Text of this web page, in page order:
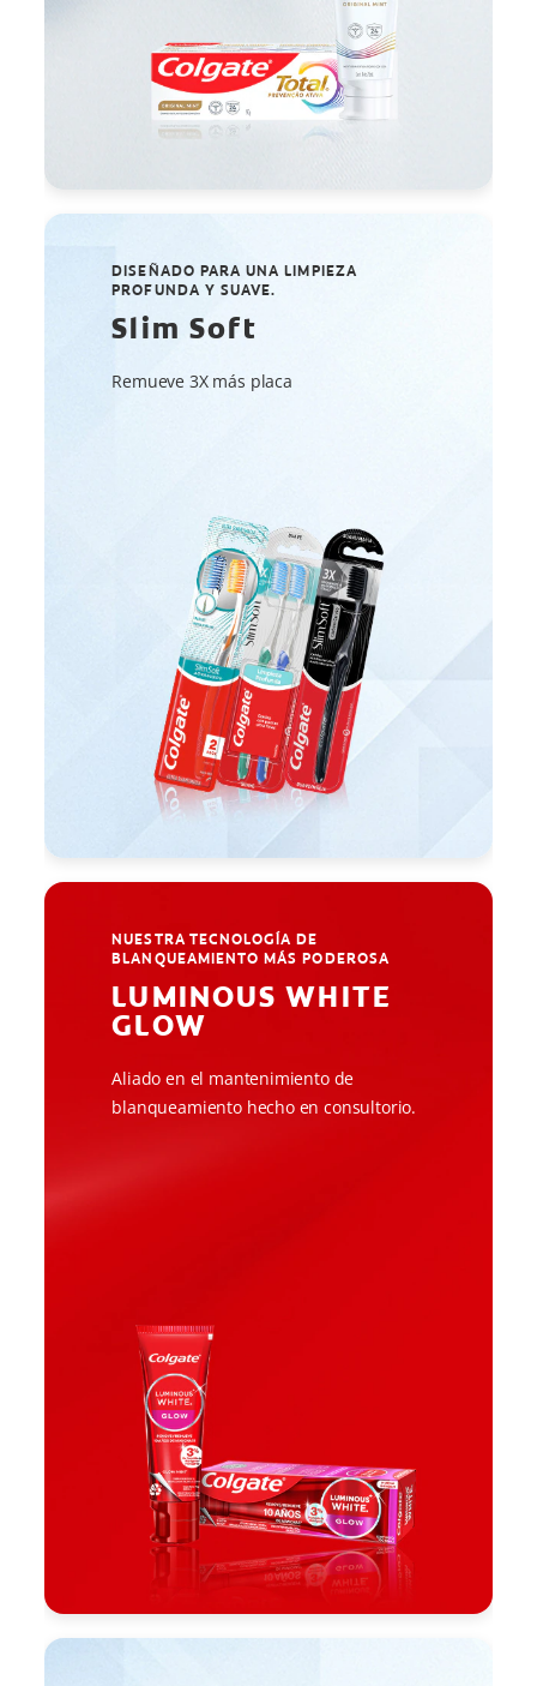
DISEÑADO PARA UNA LIMPIEZA
PROFUNDA Y SUAVE.
Slim Soft
Remueve 3X más placa
NUESTRA TECNOLOGÍA DE
BLANQUEAMIENTO MÁS PODEROSA
LUMINOUS WHITE
GLOW
Aliado en el mantenimiento de
blanqueamiento hecho en consultorio.